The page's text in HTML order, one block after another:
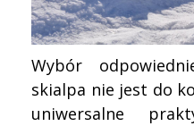
Wybór
skialpa nie jest do
uniwersalne